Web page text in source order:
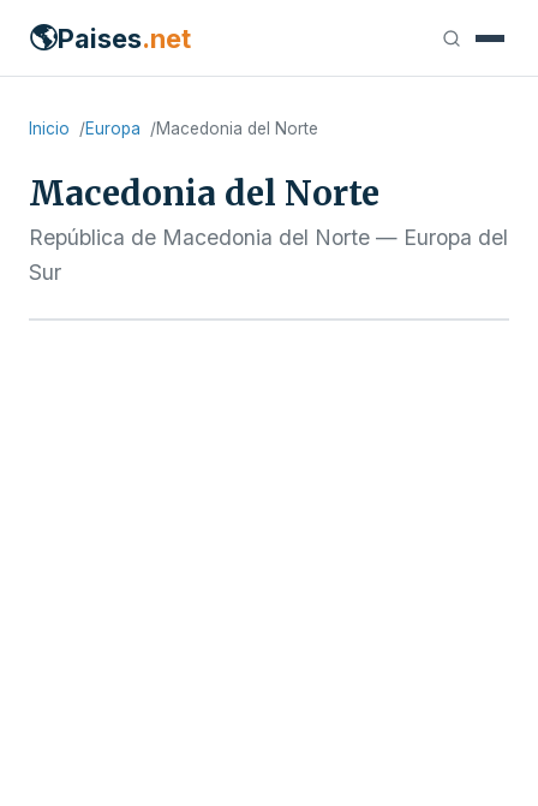
🌎Paises.net
Inicio Europa Macedonia del Norte
Macedonia del Norte
República de Macedonia del Norte — Europa del
Sur